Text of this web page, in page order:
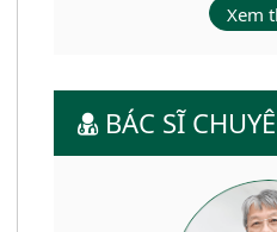
Xem
BÁC SĨ